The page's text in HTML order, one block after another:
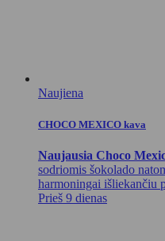
Naujiena
CHOCO MEXICO kava
Naujausia Choco
sodriomis šokolado
harmoningai išliekančiu
Prieš 9 dienas